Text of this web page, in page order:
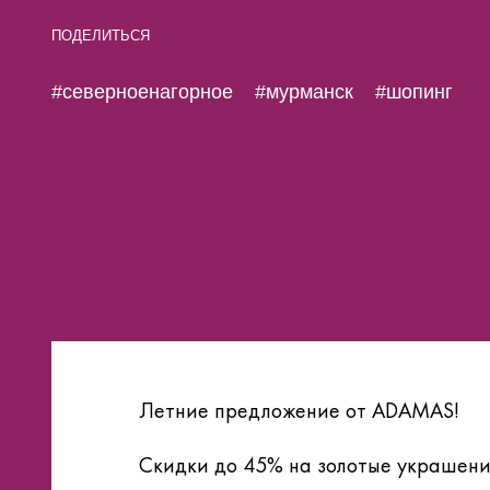
ПОДЕЛИТЬСЯ
#северноенагорное #мурманск #шопинг
Летние предложение от ADAMAS!
Скидки до 45% на золотые